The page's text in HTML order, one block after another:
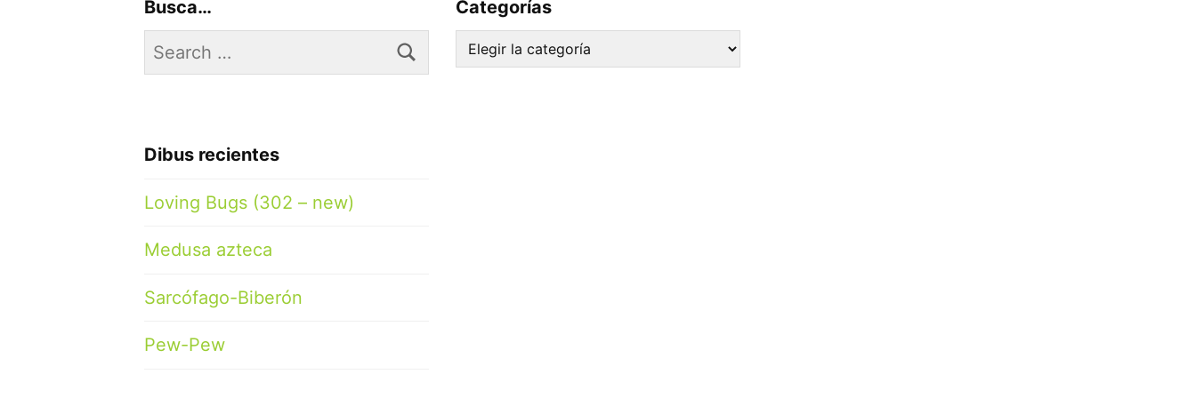
Busca…
Search
for:
Dibus recientes
Loving Bugs (302 – new)
Medusa azteca
Sarcófago-Biberón
Pew-Pew
Categorías
Categorías